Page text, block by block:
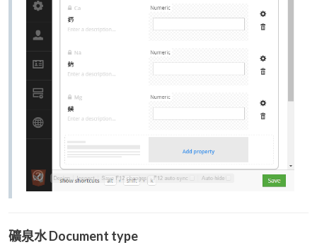
礦泉水 Document type